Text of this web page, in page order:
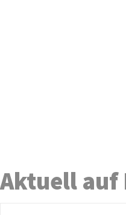
Aktuell auf